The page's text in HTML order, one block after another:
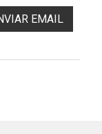
EMAIL